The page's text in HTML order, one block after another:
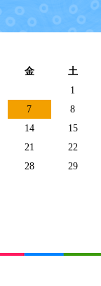
金 土
1
7
8
14
15
21
22
28
29